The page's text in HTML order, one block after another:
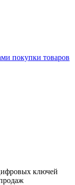
покупки товаров
ключей